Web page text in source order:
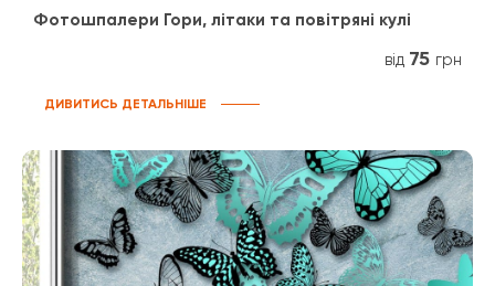
Фотошпалери Гори, літаки та повітряні кулі
від 75 грн
ДИВИТИСЬ ДЕТАЛЬНІШЕ